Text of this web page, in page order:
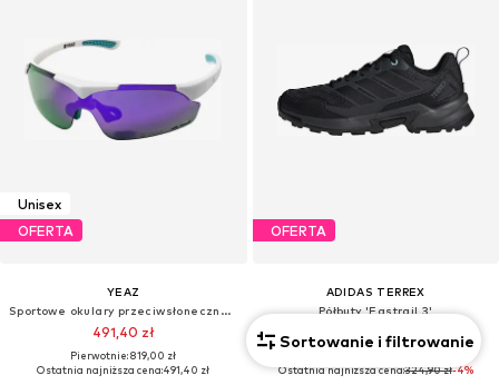
Unisex
OFERTA
YEAZ
Sportowe okulary przeciwsłoneczne 'Sunup'
491,40 zł
Pierwotnie: 819,00 zł
Ostatnia najniższa cena:491,40 zł
OFERTA
ADIDAS TERREX
Półbuty 'Eastrail 3'
310,41 zł
Ostatnia najniższa cena:324,90 zł-4%
Sortowanie i filtrowanie